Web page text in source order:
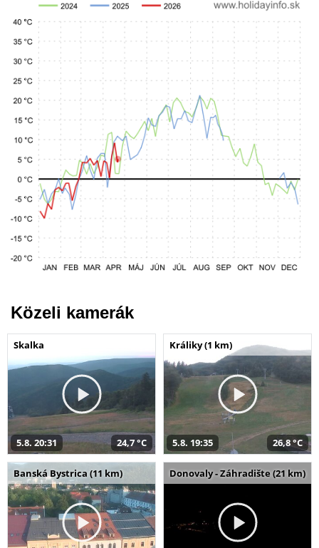
Közeli kamerák
Skalka
5.8. 20:31 24,7 °C
Králiky (1 km)
5.8. 19:35 26,8 °C
Banská Bystrica (11 km) Donovaly - Záhradište (21 km)